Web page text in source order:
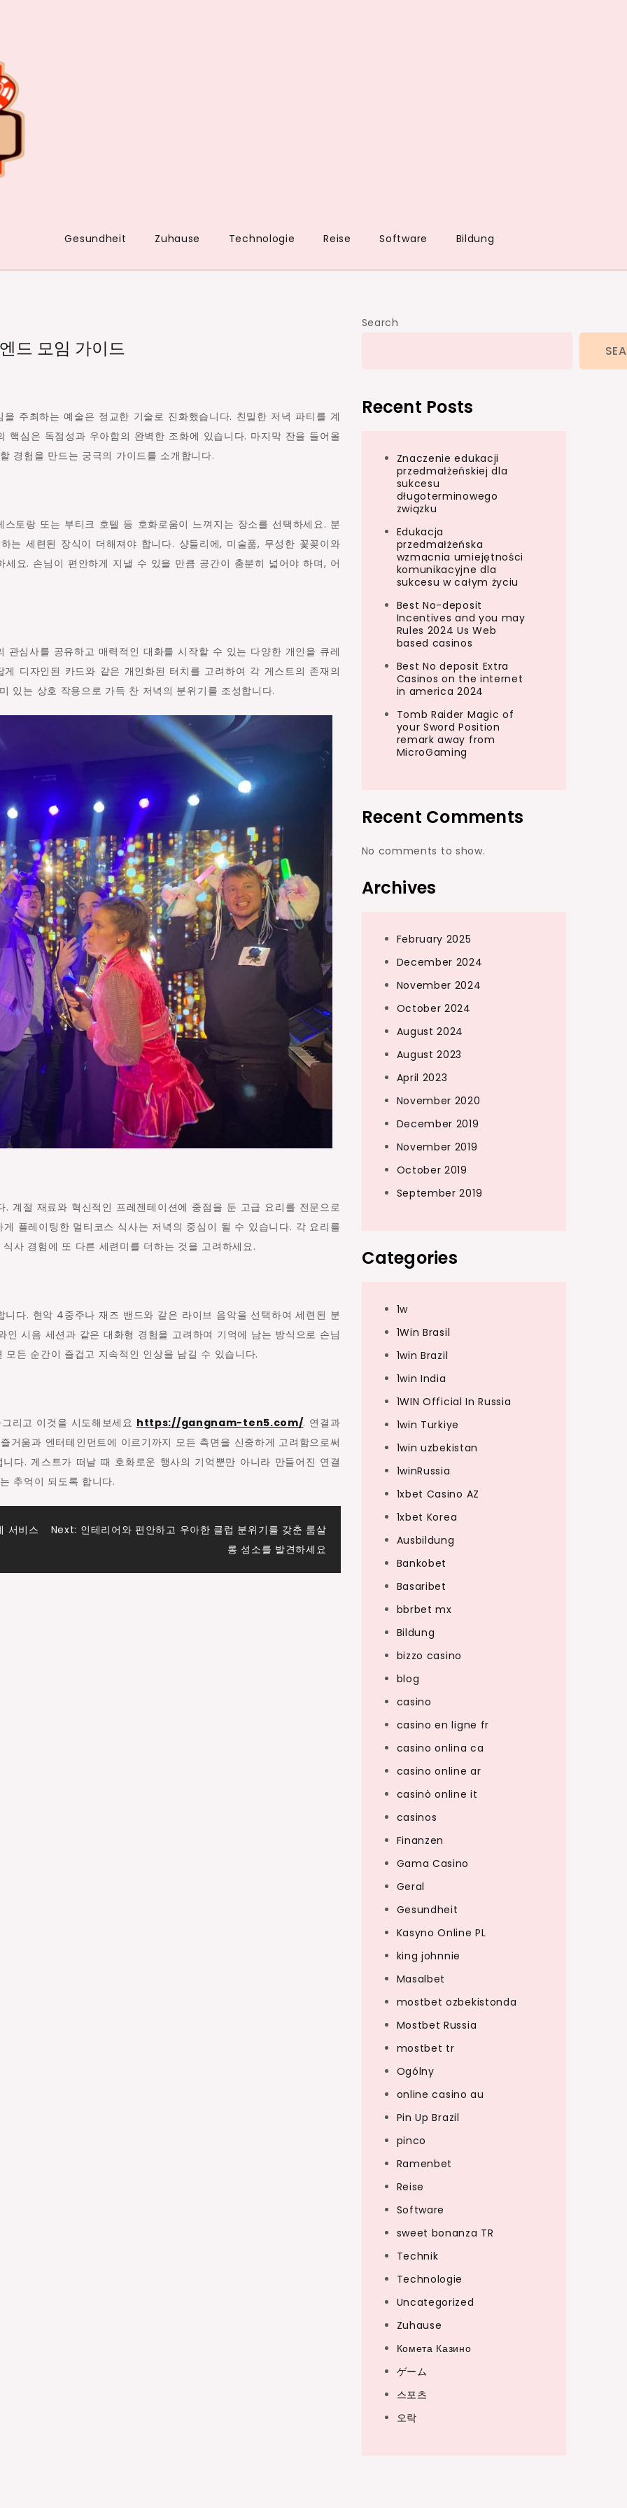
Gesundheit
Zuhause Technologie Reise Software Bildung
드 모임 가이드
주최하는 예술은 정교한 기술로 진화했습니다. 친밀한 저녁 파티를 계
핵심은 독점성과 우아함의 완벽한 조화에 있습니다. 마지막 잔을 들어올
경험을 만드는 궁극의 가이드를 소개합니다.
토랑 또는 부티크 호텔 등 호화로움이 느껴지는 장소를 선택하세요. 분
는 세련된 장식이 더해져야 합니다. 샹들리에, 미술품, 무성한 꽃꽂이와
요. 손님이 편안하게 지낼 수 있을 만큼 공간이 충분히 넓어야 하며, 어
관심사를 공유하고 매력적인 대화를 시작할 수 있는 다양한 개인을 큐레
디자인된 카드와 같은 개인화된 터치를 고려하여 각 게스트의 존재의
있는 상호 작용으로 가득 찬 저녁의 분위기를 조성합니다.
계절 재료와 혁신적인 프레젠테이션에 중점을 둔 고급 요리를 전문으로
플레이팅한 멀티코스 식사는 저녁의 중심이 될 수 있습니다. 각 요리를
사 경험에 또 다른 세련미를 더하는 것을 고려하세요.
다. 현악 4중주나 재즈 밴드와 같은 라이브 음악을 선택하여 세련된 분
시음 세션과 같은 대화형 경험을 고려하여 기억에 남는 방식으로 손님
든 순간이 즐겁고 지속적인 인상을 남길 수 있습니다.
리고 이것을 시도해보세요 https://gangnam-ten5.com/. 연결과
거움과 엔터테인먼트에 이르기까지 모든 측면을 신중하게 고려함으로써
다. 게스트가 떠날 때 호화로운 행사의 기억뿐만 아니라 만들어진 연결
추억이 되도록 합니다.
서비스
Next: 인테리어와 편안하고 우아한 클럽 분위기를 갖춘 룸살
롱 성소를 발견하세요
Search
Recent Posts
Znaczenie edukacji
przedmałżeńskiej dla
sukcesu
długoterminowego
związku
Edukacja
przedmałżeńska
wzmacnia umiejętności
komunikacyjne dla
sukcesu w całym życiu
Best No-deposit
Incentives and you may
Rules 2024 Us Web
based casinos
Best No deposit Extra
Casinos on the internet
in america 2024
Tomb Raider Magic of
your Sword Position
remark away from
MicroGaming
Recent Comments
No comments to show.
Archives
February 2025
December 2024
November 2024
October 2024
August 2024
August 2023
April 2023
November 2020
December 2019
November 2019
October 2019
September 2019
Categories
1w
1Win Brasil
1win Brazil
1win India
1WIN Official In Russia
1win Turkiye
1win uzbekistan
1winRussia
1xbet Casino AZ
1xbet Korea
Ausbildung
Bankobet
Basaribet
bbrbet mx
Bildung
bizzo casino
blog
casino
casino en ligne fr
casino onlina ca
casino online ar
casinò online it
casinos
Finanzen
Gama Casino
Geral
Gesundheit
Kasyno Online PL
king johnnie
Masalbet
mostbet ozbekistonda
Mostbet Russia
mostbet tr
Ogólny
online casino au
Pin Up Brazil
pinco
Ramenbet
Reise
Software
sweet bonanza TR
Technik
Technologie
Uncategorized
Zuhause
Комета Казино
ゲーム
스포츠
오락